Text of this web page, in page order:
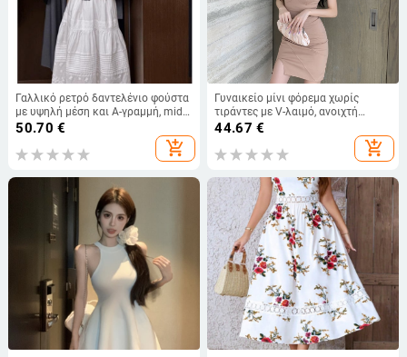
Γαλλικό ρετρό δαντελένιο φούστα
με υψηλή μέση και Α-γραμμή, midi
μήκος, για γυναίκες, άνοιξη, casual
50.70 €
add_shopping_cart
Γυναικείο μίνι φόρεμα χωρίς
τιράντες με V-λαιμό, ανοιχτή
πλάτη και σχίσιμο, στενή γραμμή,
44.67 €
add_shopping_cart